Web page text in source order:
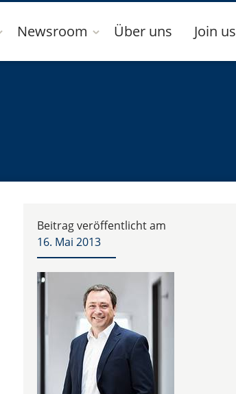
Newsroom Über uns Join us
Beitrag veröffentlicht am
16. Mai 2013